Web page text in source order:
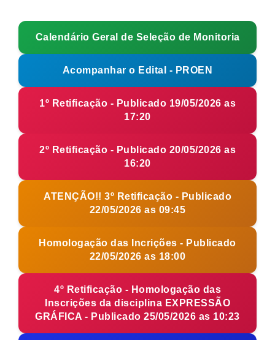
Calendário Geral de Seleção de Monitoria
Acompanhar o Edital - PROEN
1º Retificação - Publicado 19/05/2026 as
17:20
2º Retificação - Publicado 20/05/2026 as
16:20
ATENÇÃO!! 3º Retificação - Publicado
22/05/2026 as 09:45
Homologação das Incrições - Publicado
22/05/2026 as 18:00
4º Retificação - Homologação das
Inscrições da disciplina EXPRESSÃO
GRÁFICA - Publicado 25/05/2026 as 10:23